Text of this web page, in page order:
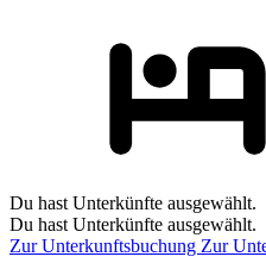
Du hast Unterkünfte ausgewählt.
Du hast Unterkünfte ausgewählt.
Zur Unterkunftsbuchung Zur